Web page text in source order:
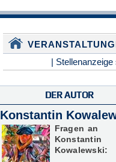
| Stellenanzeige
DER AUTOR
Konstantin
Fragen an
Konstantin
Kowalewski: